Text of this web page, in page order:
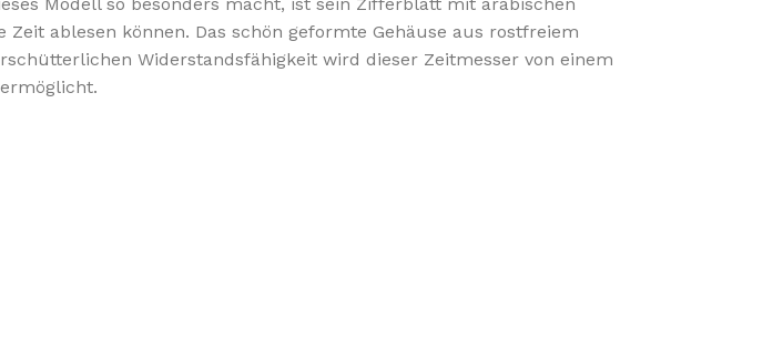
ablesen können. Das schön geformte Gehäuse aus rostfreiem
Widerstandsfähigkeit wird dieser Zeitmesser von einem